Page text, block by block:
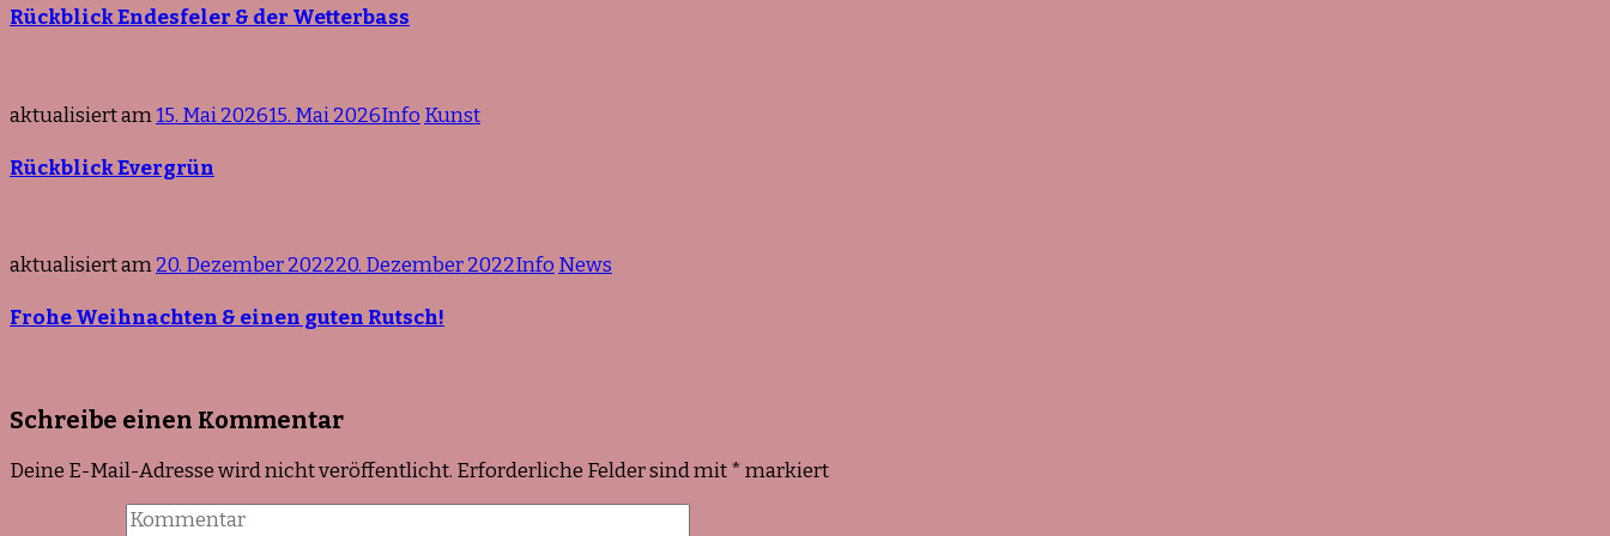
Rückblick Endesfeler & der Wetterbass
aktualisiert am15. Mai 202615. Mai 2026Info Kunst
Rückblick Evergrün
aktualisiert am20. Dezember 202220. Dezember 2022Info News
Frohe Weihnachten & einen guten Rutsch!
Schreibe einen Kommentar
Deine E-Mail-Adresse wird nicht veröffentlicht. Erforderliche Felder sind mit*markiert